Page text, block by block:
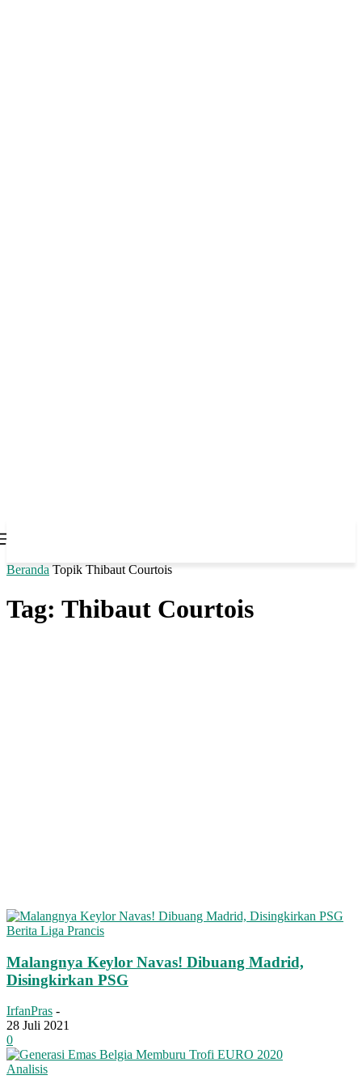
Beranda Topik Thibaut Courtois
Tag: Thibaut Courtois
Berita Liga Prancis
Malangnya Keylor Navas! Dibuang Madrid,
Disingkirkan PSG
IrfanPras -
28 Juli 2021
0
Analisis